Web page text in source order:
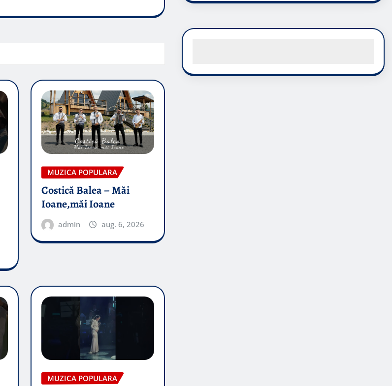
MUZICA POPULARA
Costică Balea – Măi
Ioane,măi Ioane
admin aug. 6, 2026
MUZICA POPULARA